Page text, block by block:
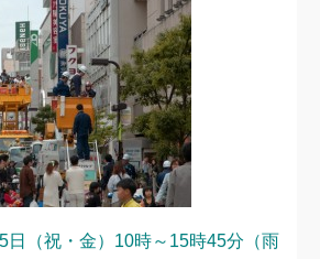
日（祝・金）10時～15時45分（雨